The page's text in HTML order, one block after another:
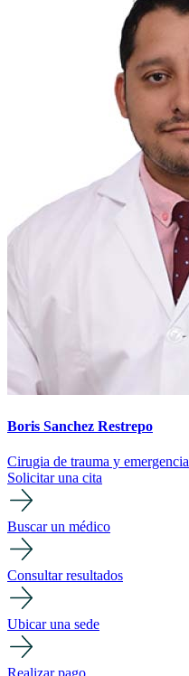
Boris Sanchez Restrepo
Cirugia de trauma y emergencia
Solicitar una cita
Buscar un médico
Consultar resultados
Ubicar una sede
Realizar pago